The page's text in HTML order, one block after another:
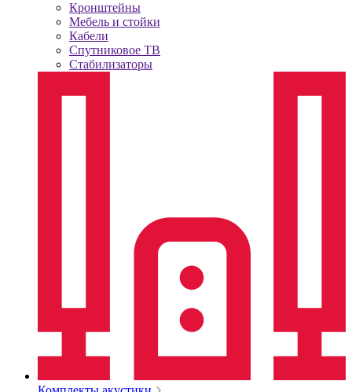
Кронштейны
Мебель и стойки
Кабели
Спутниковое ТВ
Стабилизаторы